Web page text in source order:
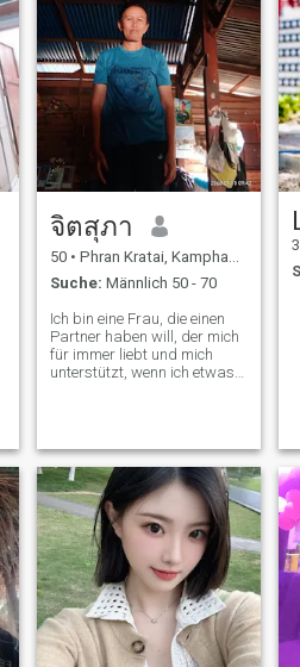
จิตสุภา
50 • Phran Kratai, Kamphaeng Phet, Thailand
Suche: Männlich 50 - 70
Ich bin eine Frau, die einen
Partner haben will, der mich
für immer liebt und mich
unterstützt, wenn ich etwas